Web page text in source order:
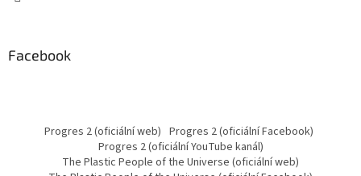
Facebook
Progres 2 (oficiální web) Progres 2 (oficiální Facebook)
Progres 2 (oficiální YouTube kanál)
The Plastic People of the Universe (oficiální web)